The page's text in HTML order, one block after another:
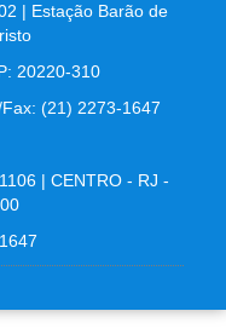
| Estação Barão de
20220-310
(21) 2273-1647
| CENTRO - RJ -